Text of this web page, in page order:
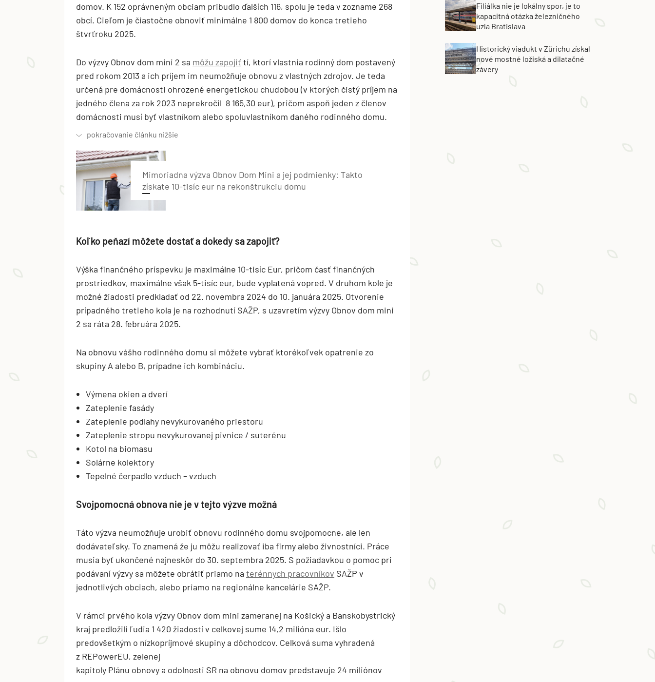
domov. K 152 oprávneným obciam pribudlo ďalších 116, spolu je teda v zozname 268
obcí. Cieľom je čiastočne obnoviť minimálne 1 800 domov do konca tretieho
štvrťroku 2025.
Do výzvy Obnov dom mini 2 sa môžu zapojiťtí, ktorí vlastnia rodinný dom postavený
pred rokom 2013 a ich príjem im neumožňuje obnovu z vlastných zdrojov. Je teda
určená pre domácnosti ohrozené energetickou chudobou (v ktorých čistý príjem na
jedného člena za rok 2023 neprekročil 8 165,30 eur), pričom aspoň jeden z členov
domácnosti musí byť vlastníkom alebo spoluvlastníkom daného rodinného domu.
Mimoriadna výzva Obnov Dom Mini a jej podmienky: Takto
získate 10-tisíc eur na rekonštrukciu domu
Koľko peňazí môžete dostať a dokedy sa zapojiť?
Výška finančného príspevku je maximálne 10-tisíc Eur, pričom časť finančných
prostriedkov, maximálne však 5-tisíc eur, bude vyplatená vopred. V druhom kole je
možné žiadosti predkladať od 22. novembra 2024 do 10. januára 2025. Otvorenie
prípadného tretieho kola je na rozhodnutí SAŽP, s uzavretím výzvy Obnov dom mini
2 sa ráta 28. februára 2025.
Na obnovu vášho rodinného domu si môžete vybrať ktorékoľvek opatrenie zo
skupiny A alebo B, prípadne ich kombináciu.
Výmena okien a dverí
Zateplenie fasády
Zateplenie podlahy nevykurovaného priestoru
Zateplenie stropu nevykurovanej pivnice / suterénu
Kotol na biomasu
Solárne kolektory
Tepelné čerpadlo vzduch – vzduch
Svojpomocná obnova nie je v tejto výzve možná
Táto výzva neumožňuje urobiť obnovu rodinného domu svojpomocne, ale len
dodávateľsky. To znamená že ju môžu realizovať iba firmy alebo živnostníci. Práce
musia byť ukončené najneskôr do 30. septembra 2025. S požiadavkou o pomoc pri
podávaní výzvy sa môžete obrátiť priamo na terénnych pracovníkov SAŽP v
jednotlivých obciach, alebo priamo na regionálne kancelárie SAŽP.
V rámci prvého kola výzvy Obnov dom mini zameranej na Košický a Banskobystrický
kraj predložili ľudia 1 420 žiadostí v celkovej sume 14,2 milióna eur. Išlo
predovšetkým o nízkopríjmové skupiny a dôchodcov. Celková suma vyhradená
z REPowerEU, zelenej
kapitoly Plánu obnovy a odolnosti SR na obnovu domov predstavuje 24 miliónov
Filiálka nie je lokálny spor, je to
kapacitná otázka železničného
uzla Bratislava
Historický viadukt v Zürichu získal
nové mostné ložiská a dilatačné
závery